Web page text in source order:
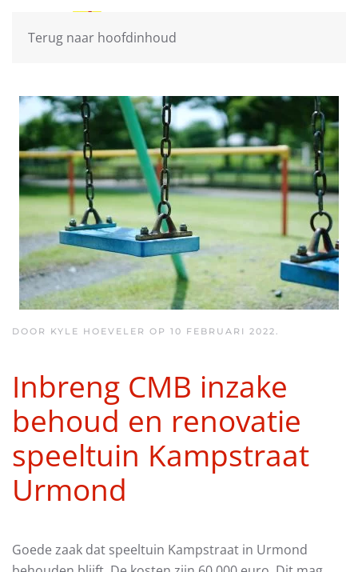
Terug naar hoofdinhoud
DOOR KYLE HOEVELER OP 10 FEBRUARI 2022.
Inbreng CMB inzake
behoud en renovatie
speeltuin Kampstraat
Urmond
Goede zaak dat speeltuin Kampstraat in Urmond